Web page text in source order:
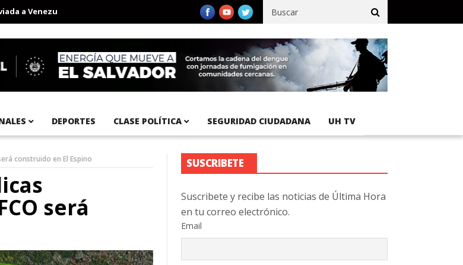
Venezuela Aeropuerto Internacional del Pacífico registra 92 % de avance en obras de terracería
DEPORTES CLASE POLÍTICA SEGURIDAD CIUDADANA UH TV
construido en El Espino
será
SUSCRIBETE
Suscribete y recibe las noticias de Última Hora
en tu correo electrónico.
Email